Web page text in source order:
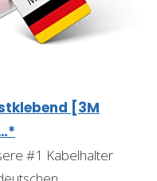
[3M
#1 Kabelhalter